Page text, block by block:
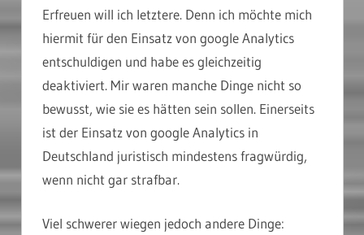
Erfreuen will ich letztere. Denn ich möchte mich
hiermit für den Einsatz von google Analytics
entschuldigen und habe es gleichzeitig
deaktiviert. Mir waren manche Dinge nicht so
bewusst, wie sie es hätten sein sollen. Einerseits
ist der Einsatz von google Analytics in
Deutschland juristisch mindestens fragwürdig,
wenn nicht gar strafbar.
Viel schwerer wiegen jedoch andere Dinge: